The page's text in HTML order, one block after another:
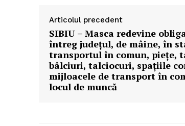
Articolul precedent
SIBIU – Masca redevine
întreg județul, de mâine, în
transportul în comun, piețe,
bâlciuri, talciocuri, spațiile
mijloacele de transport în
locul de muncă